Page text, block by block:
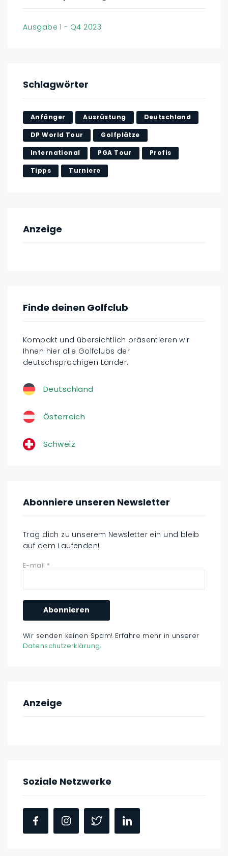
Ausgabe 1 - Q4 2023
Schlagwörter
Anfänger Ausrüstung Deutschland
DP World Tour Golfplätze
International PGA Tour Profis
Tipps Turniere
Anzeige
Finde deinen Golfclub
Kompakt und übersichtlich präsentieren wir
Ihnen hier alle Golfclubs der
deutschsprachigen Länder.
Deutschland
Österreich
Schweiz
Abonniere unseren Newsletter
Trag dich zu unserem Newsletter ein und bleib
auf dem Laufenden!
E-mail *
Wir senden keinen Spam! Erfahre mehr in unserer
Datenschutzerklärung.
Anzeige
Soziale Netzwerke